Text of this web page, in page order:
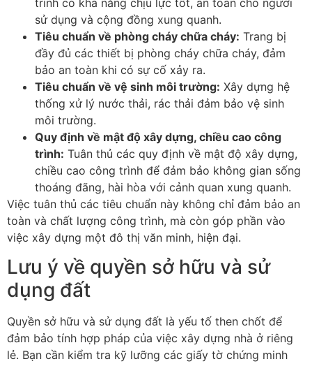
sử dụng và cộng đồng xung quanh.
Tiêu chuẩn về phòng cháy chữa cháy: Trang bị
đầy đủ các thiết bị phòng cháy chữa cháy, đảm
bảo an toàn khi có sự cố xảy ra.
Tiêu chuẩn về vệ sinh môi trường: Xây dựng hệ
thống xử lý nước thải, rác thải đảm bảo vệ sinh
môi trường.
Quy định về mật độ xây dựng, chiều cao công
trình: Tuân thủ các quy định về mật độ xây dựng,
chiều cao công trình để đảm bảo không gian sống
thoáng đãng, hài hòa với cảnh quan xung quanh.
Việc tuân thủ các tiêu chuẩn này không chỉ đảm bảo an
toàn và chất lượng công trình, mà còn góp phần vào
việc xây dựng một đô thị văn minh, hiện đại.
Lưu ý về quyền sở hữu và sử
dụng đất
Quyền sở hữu và sử dụng đất là yếu tố then chốt để
đảm bảo tính hợp pháp của việc xây dựng nhà ở riêng
lẻ. Bạn cần kiểm tra kỹ lưỡng các giấy tờ chứng minh